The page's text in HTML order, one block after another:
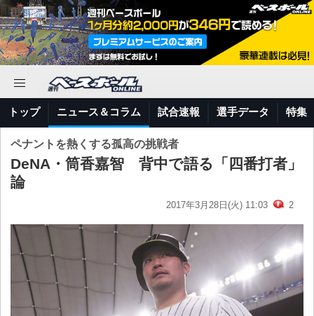
トップ ニュース＆コラム 試合速報 選手データ 特集
ペナントを熱くする孤高の挑戦者
DeNA・筒香嘉智 背中で語る「四番打者」
論
2017年3月28日(火) 11:03 2